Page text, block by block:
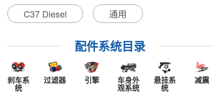
m）： 6.8
整车质保政策： 7年或20
万公里
小康K01 1.0L 2.3m瓦楞货箱A
车长（mm）： 3960
车宽（mm）： 1560
车高（mm）： 1825
C37 Diesel
通用
配件系统目录
刹车系
统
过滤器 引擎 车身外
观系统
悬挂系
统
减震